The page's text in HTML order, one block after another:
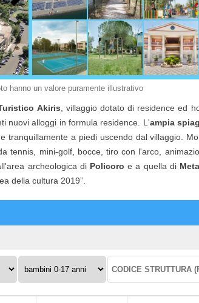
hanno un valore puramente illustrativo
Akiris , villaggio dotato di residence ed
nuovi alloggi in formula residence. L'ampia
tranquillamente a piedi uscendo dal villaggio.
tennis, mini-golf, bocce, tiro con l'arco,
archeologica di Policoro e a quella di
della cultura 2019”.
17
anni:
struttura: